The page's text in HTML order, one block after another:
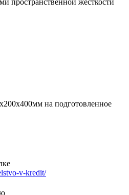
пространственной жесткости
на подготовленное
v-kredit/